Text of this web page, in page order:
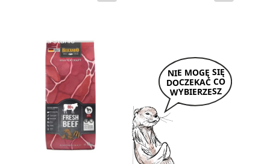
Brak na stanie